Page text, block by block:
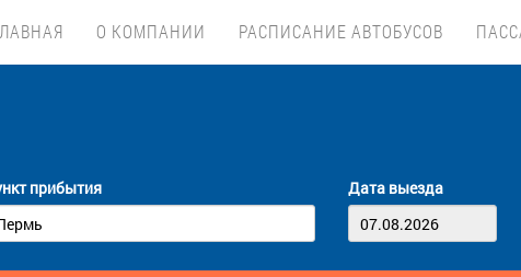
О КОМПАНИИ РАСПИСАНИЕ АВТОБУСОВ
прибытия Дата выезда